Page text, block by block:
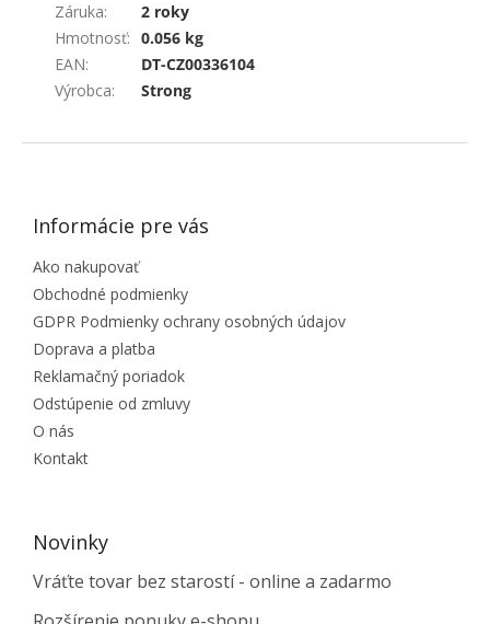
Záruka:
2 roky
Hmotnosť: 0.056 kg
EAN:
DT-CZ00336104
Výrobca: Strong
ZÁPÄTIE
Informácie pre vás
Ako nakupovať
Obchodné podmienky
GDPR Podmienky ochrany osobných údajov
Doprava a platba
Reklamačný poriadok
Odstúpenie od zmluvy
O nás
Kontakt
Novinky
Vráťte tovar bez starostí - online a zadarmo